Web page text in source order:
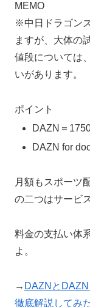
MEMO
※中日ドラゴン
ますが、大体の
値段については
いがあります。
ポイント
DAZN＝
DAZN for
月額もスポーツ
の二つはサービ
料金の支払い体
よ。
→ DAZNとDAZN
徹底解説してみ